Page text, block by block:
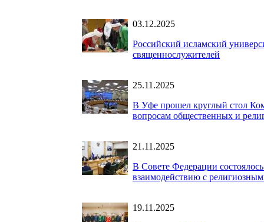
03.12.2025
Российский исламский
священнослужителей
25.11.2025
В Уфе прошел круглый стол
вопросам общественных и
21.11.2025
В Совете Федерации
взаимодействию с
19.11.2025